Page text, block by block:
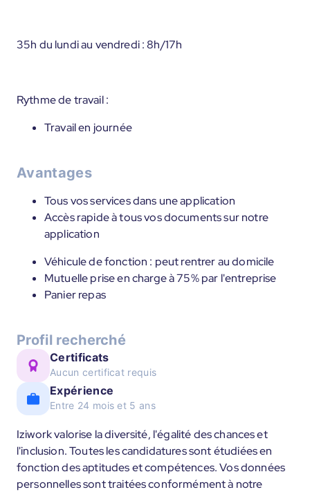
35h du lundi au vendredi : 8h/17h
Rythme de travail :
Travail en journée
Avantages
Tous vos services dans une application
Accès rapide à tous vos documents sur notre
application
Véhicule de fonction : peut rentrer au domicile
Mutuelle prise en charge à 75% par l'entreprise
Panier repas
Profil recherché
Certificats
Aucun certificat requis
Expérience
Entre 24 mois et 5 ans
Iziwork valorise la diversité, l'égalité des chances et
l'inclusion. Toutes les candidatures sont étudiées en
fonction des aptitudes et compétences. Vos données
personnelles sont traitées conformément à notre